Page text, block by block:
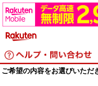
ご希望の内容をお選びいただ